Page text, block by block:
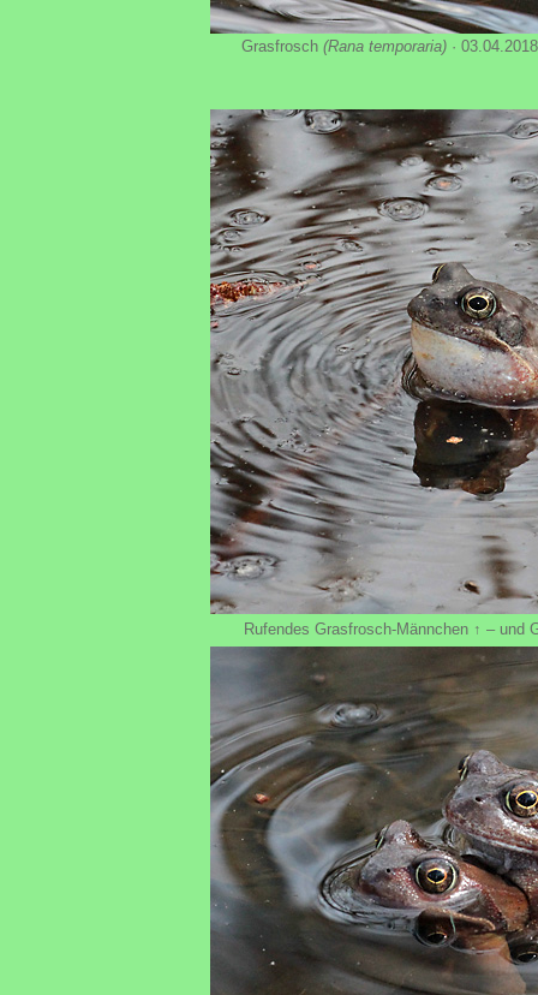
Grasfrosch (Rana temporaria) · 03.04.2018
Rufendes Grasfrosch-Männchen ↑ – und